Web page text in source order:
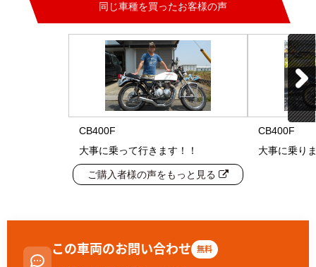
同じ車種を買ったお客様の声
CB400F
大事に乗って行きます！！
CB400F
大事に乗り
ご購入者様の声をもっと見る
この車両のお問い合わせ 無料